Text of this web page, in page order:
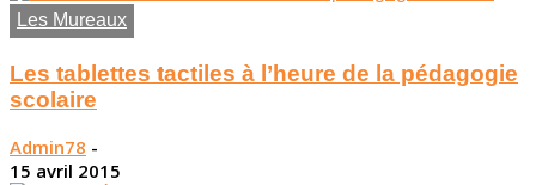
Les Mureaux
Les tablettes tactiles à l’heure de la pédagogie
scolaire
Admin78 -
15 avril 2015